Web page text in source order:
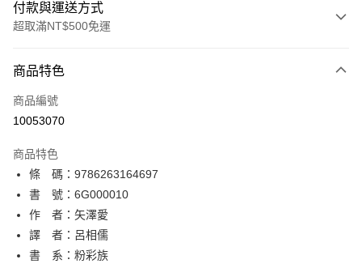
付款與運送方式
超取滿NT$500免運
信用卡一次付款
超商取貨付款
相關說明
【關於「AFTEE先享後付」】
AFTEE先享後付是「在收到商品之後才付款」的支付方式。 讓您購物簡單
便利好安心！
１．簡單：不需註冊會員、不需綁卡、不需儲值。
２．便利：只要手機號碼，簡訊認證，即可結帳。
３．安心：先確認商品／服務後，再付款。
ATM付款
運送方式
全家取貨付款
商品特色
商品編號
10053070
商品特色
條 碼：9786263164697
書 號：6G000010
作 者：矢澤愛
譯 者：呂相儒
書 系：粉彩族